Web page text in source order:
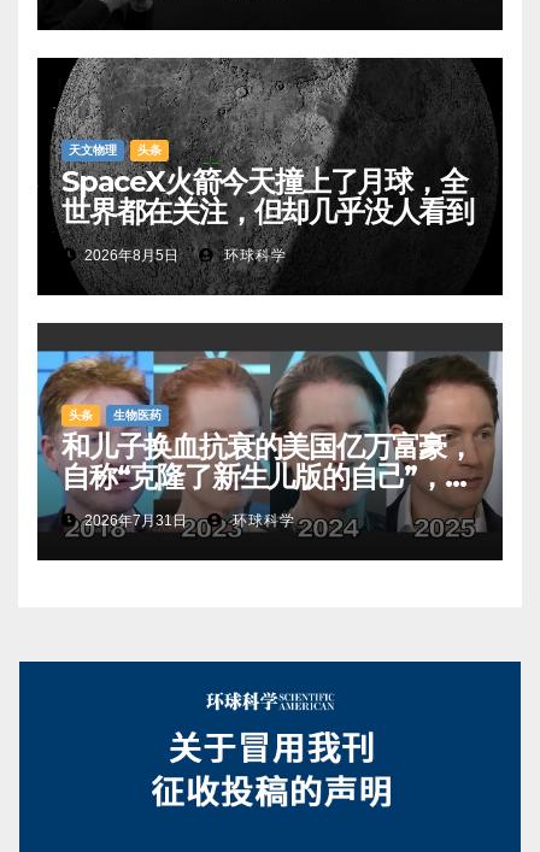
天文物理 头条
SpaceX火箭今天撞上了月球，全
世界都在关注，但却几乎没人看到
2026年8月5日 环球科学
头条 生物医药
和儿子换血抗衰的美国亿万富豪，
自称“克隆了新生儿版的自己”，真
相是……
2026年7月31日 环球科学